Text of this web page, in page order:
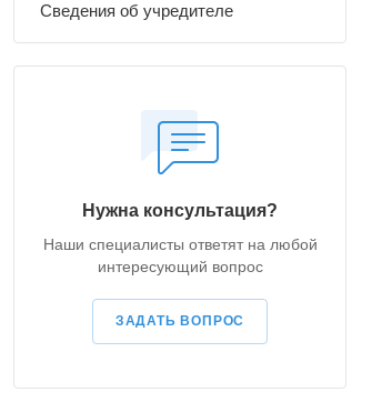
Сведения об учредителе
Нужна консультация?
Наши специалисты ответят на любой
интересующий вопрос
ЗАДАТЬ ВОПРОС